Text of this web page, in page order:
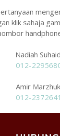
klik sahaja
Nadiah
012-
Amir
012-2372641